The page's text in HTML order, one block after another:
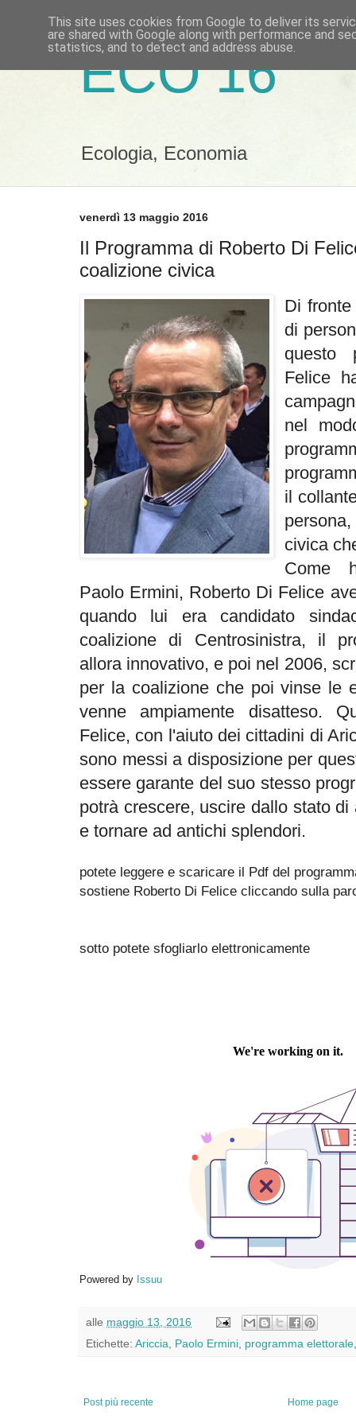
ECO 16
Ecologia, Economia
venerdì 13 maggio 2016
Il Programma di Roberto Di
coalizione civica
Di
di
questo
Felice
nel
il
civica
Come
Paolo Ermini, Roberto Di Felice
quando lui era candidato
coalizione di Centrosinistra, il
allora innovativo, e poi nel 2006,
per la coalizione che poi vinse le
venne ampiamente disatteso.
Felice, con l'aiuto dei cittadini di
sono messi a disposizione per
essere garante del suo stesso
potrà crescere, uscire dallo stato
e tornare ad antichi splendori.
potete leggere e scaricare il Pdf del
sostiene Roberto Di Felice cliccando sulla
sotto potete sfogliarlo elettronicamente
Powered by Issuu
alle maggio 13, 2016
Etichette: Ariccia Paolo Ermini programma elettorale
Post più recente Home page
This site uses cookies from Google to deliver its
are shared with Google along with performance and
statistics, and to detect and address abuse.